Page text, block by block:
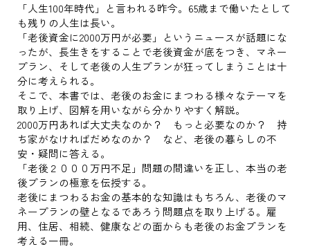
「人生100年時代」と言われる昨今。65歳まで働いたとして
も残りの人生は長い。
「老後資金に2000万円が必要」というニュースが話題にな
ったが、長生きをすることで老後資金が底をつき、マネー
プラン、そして老後の人生プランが狂ってしまうことは十
分に考えられる。
そこで、本書では、老後のお金にまつわる様々なテーマを
取り上げ、図解を用いながら分かりやすく解説。
2000万円あれば大丈夫なのか？ もっと必要なのか？ 持
ち家がなければだめなのか？ など、老後の暮らしの不
安・疑問に答える。
「老後２０００万円不足」問題の間違いを正し、本当の老
後プランの極意を伝授する。
老後にまつわるお金の基本的な知識はもちろん、老後のマ
ネープランの壁となるであろう問題点を取り上げる。雇
用、住居、相続、健康などの面からも老後のお金プランを
考える一冊。